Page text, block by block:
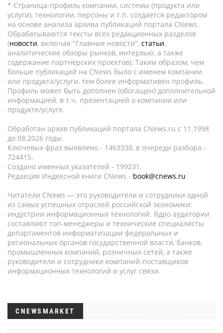
* Страница-профиль компании, системы (продукта или
услуги), технологии, персоны и т.п. создается редактором
на основе анализа архива публикаций портала CNews.
Обрабатываются тексты всех редакционных разделов
(новости, включая "Главные новости", статьи,
аналитические обзоры рынков, интервью, а также
содержание партнёрских проектов). Таким образом, чем
больше публикаций на CNews было с именем компании
или продукта/услуги, тем более информативен профиль.
Профиль может быть дополнен (обогащен) дополнительной
информацией, в т.ч. презентацией о компании или
продукте/услуге.
Обработан архив публикаций портала CNews.ru c 11.1998
до 08.2026 годы.
Ключевых фраз выявлено - 1463330, в очереди разбора -
724415.
Создано именных указателей - 199231.
Редакция Индексной книги CNews - book@cnews.ru
Читатели CNews — это руководители и сотрудники одной
из самых успешных отраслей российской экономики:
индустрии информационных технологий. Ядро аудитории
составляют топ-менеджеры и технические специалисты
департаментов информатизации федеральных и
региональных органов государственной власти, банков,
промышленных компаний, розничных сетей, а также
руководители и сотрудники компаний-поставщиков
информационных технологий и услуг связи.
CNEWSMARKET